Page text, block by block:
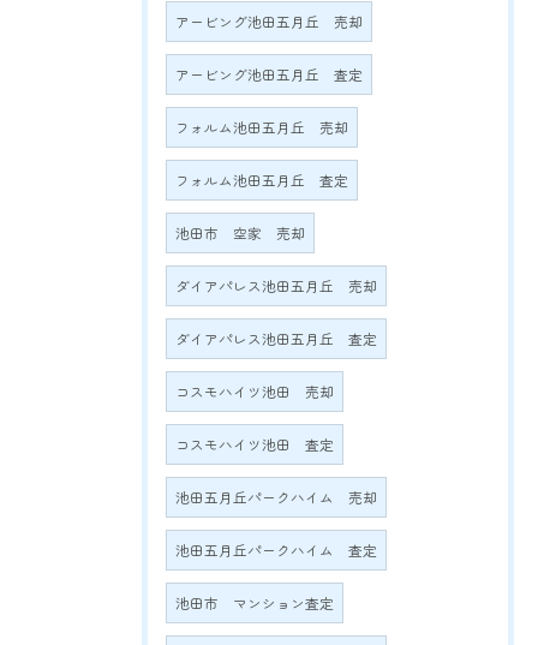
アービング池田五月丘 売却
アービング池田五月丘 査定
フォルム池田五月丘 売却
フォルム池田五月丘 査定
池田市 空家 売却
ダイアパレス池田五月丘 売却
ダイアパレス池田五月丘 査定
コスモハイツ池田 売却
コスモハイツ池田 査定
池田五月丘パークハイム 売却
池田五月丘パークハイム 査定
池田市 マンション査定